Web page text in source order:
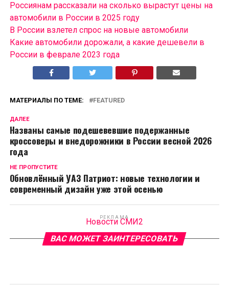
Россиянам рассказали на сколько вырастут цены на
автомобили в России в 2025 году
В России взлетел спрос на новые автомобили
Какие автомобили дорожали, а какие дешевели в
России в феврале 2023 года
МАТЕРИАЛЫ ПО ТЕМЕ: FEATURED
ДАЛЕЕ
Названы самые подешевевшие подержанные
кроссоверы и внедорожники в России весной 2026
года
НЕ ПРОПУСТИТЕ
Обновлённый УАЗ Патриот: новые технологии и
современный дизайн уже этой осенью
РЕКЛАМА
Новости СМИ2
ВАС МОЖЕТ ЗАИНТЕРЕСОВАТЬ